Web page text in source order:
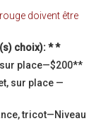
doivent être
choix): **
place—$200**
sur place —
tricot—Niveau